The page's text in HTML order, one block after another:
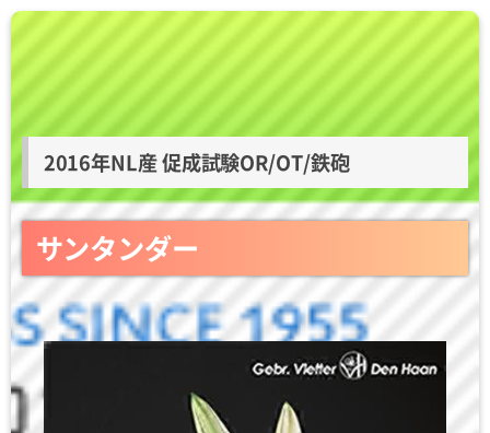
2016年NL産 促成試験OR/OT/鉄砲
サンタンダー